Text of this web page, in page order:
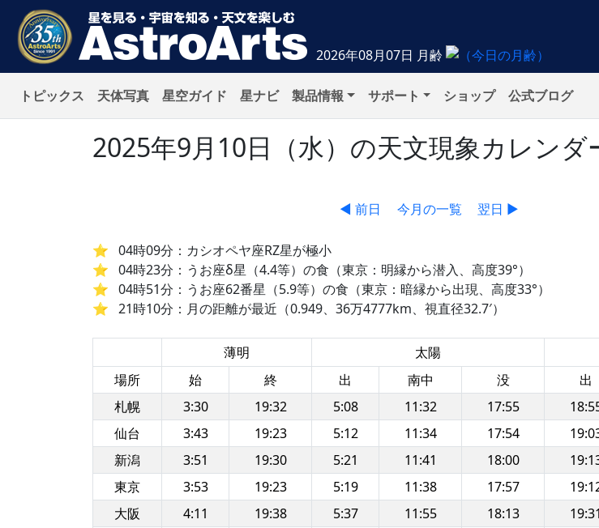
2026年08月07日 月齢
トピックス 天体写真 星空ガイド 星ナビ 製品情報 サポート ショップ 公式ブログ
2025年9月10日（水）の天文現象カレンダ
◀ 前日 今月の一覧 翌日 ▶
04時09分：カシオペヤ座RZ星が極小
04時23分：うお座δ星（4.4等）の食（東京：明縁から潜入、高度39°）
04時51分：うお座62番星（5.9等）の食（東京：暗縁から出現、高度33°）
21時10分：月の距離が最近（0.949、36万4777km、視直径32.7′）
薄明 太陽
場所
始 終 出 南中 没 出
札幌
3:30 19:32 5:08 11:32 17:55
仙台
3:43 19:23 5:12 11:34 17:54
新潟
3:51 19:30 5:21 11:41 18:00
東京
3:53 19:23 5:19 11:38 17:57
大阪
4:11 19:38 5:37 11:55 18:13 19:31